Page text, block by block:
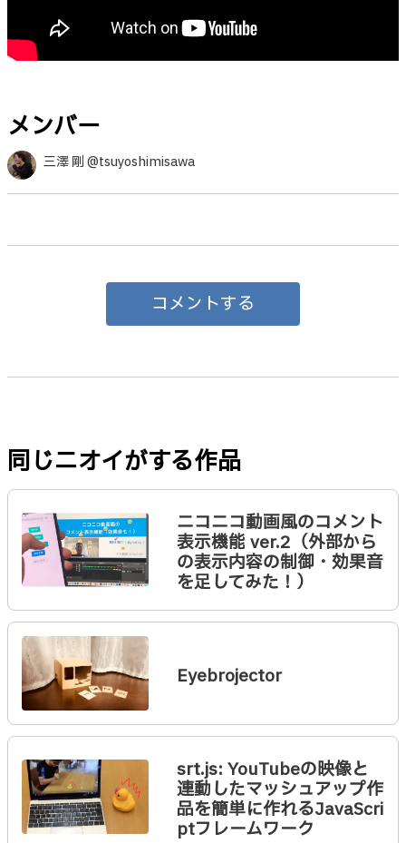
メンバー
三澤 剛 @tsuyoshimisawa
コメントする
同じニオイがする作品
ニコニコ動画風のコメント
表示機能 ver.2（外部から
の表示内容の制御・効果音
を足してみた！）
Eyebrojector
srt.js: YouTubeの映像と
連動したマッシュアップ作
品を簡単に作れるJavaScri
ptフレームワーク